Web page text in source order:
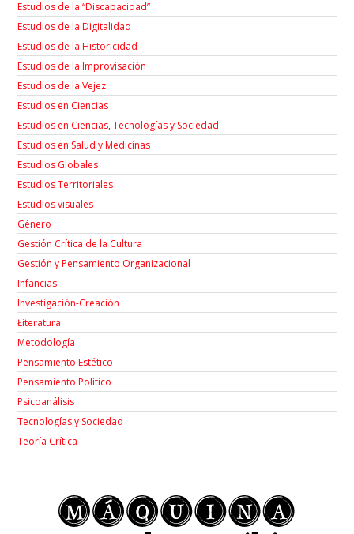
Estudios de la “Discapacidad”
Estudios de la Digitalidad
Estudios de la Historicidad
Estudios de la Improvisación
Estudios de la Vejez
Estudios en Ciencias
Estudios en Ciencias, Tecnologías y Sociedad
Estudios en Salud y Medicinas
Estudios Globales
Estudios Territoriales
Estudios visuales
Género
Gestión Crítica de la Cultura
Gestión y Pensamiento Organizacional
Infancias
Investigación-Creación
Łiteratura
Metodología
Pensamiento Estético
Pensamiento Político
Psicoanálisis
Tecnologías y Sociedad
Teoría Crítica